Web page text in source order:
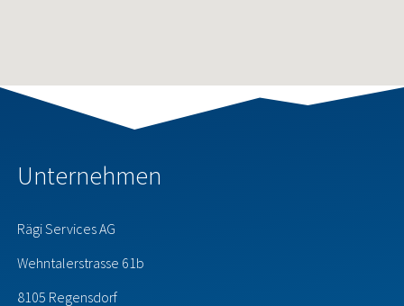
Unternehmen
Rägi Services AG
Wehntalerstrasse 61b
8105 Regensdorf